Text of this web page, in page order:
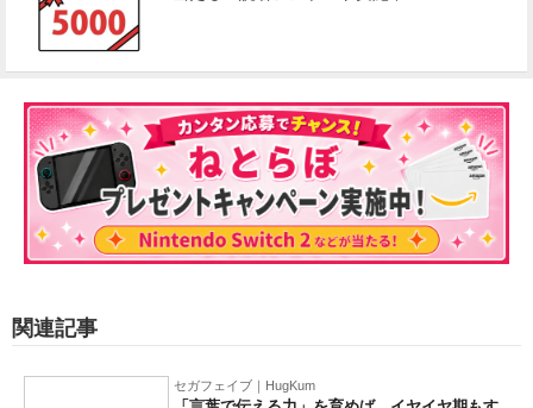
関連記事
セガフェイブ｜HugKum